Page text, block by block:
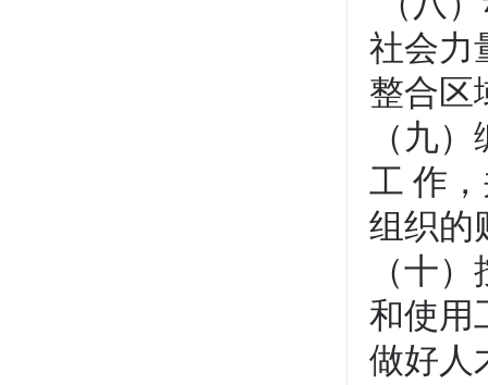
社会力
整合区
（九
工 作
组织的
（十
和使用
做好人